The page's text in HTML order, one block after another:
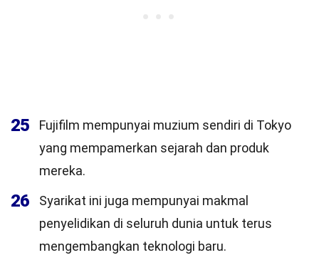
25
Fujifilm mempunyai muzium sendiri di Tokyo
yang mempamerkan sejarah dan produk
mereka.
26
Syarikat ini juga mempunyai makmal
penyelidikan di seluruh dunia untuk terus
mengembangkan teknologi baru.